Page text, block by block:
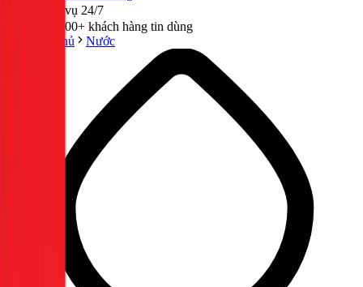
Phục vụ 24/7
300,000+ khách hàng tin dùng
Trang chủ
Nước